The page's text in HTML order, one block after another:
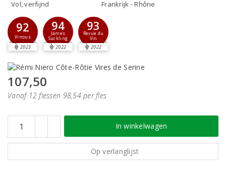
Vol, verfijnd Frankrijk - Rhône
92
Vinous
2023
94
James
Suckling
2022
93
Revue du
Vin
2022
107,50
Vanaf 12 flessen 98,54 per fles
In winkelwagen
Op verlanglijst